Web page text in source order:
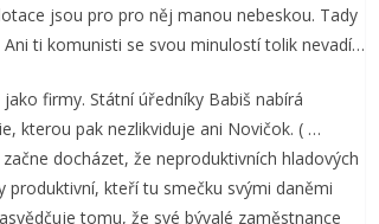
jsou pro pro něj manou nebeskou. Tady
ti komunisti se svou minulostí tolik nevadí…
firmy. Státní úředníky Babiš nabírá
kterou pak nezlikviduje ani Novičok. ( …
docházet, že neproduktivních hladových
produktivní, kteří tu smečku svými daněmi
tomu, že své bývalé zaměstnance